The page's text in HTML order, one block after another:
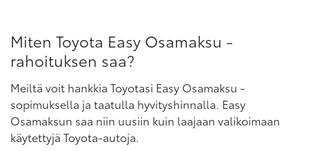
Miten Toyota Easy Osamaksu -
rahoituksen saa?
Meiltä voit hankkia Toyotasi Easy Osamaksu -
sopimuksella ja taatulla hyvityshinnalla. Easy
Osamaksun saa niin uusiin kuin laajaan valikoimaan
käytettyjä Toyota-autoja.